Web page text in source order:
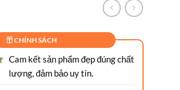
CHÍNH SÁCH
Cam kết sản phẩm đẹp đúng chất
lượng, đảm bảo uy tín.